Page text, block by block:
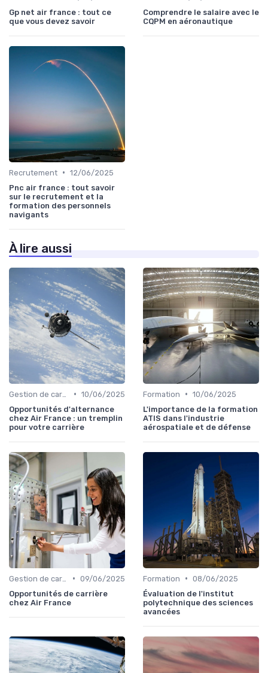
Gp net air france : tout ce
que vous devez savoir
Comprendre le salaire avec le
CQPM en aéronautique
Recrutement • 12/06/2025
Pnc air france : tout savoir
sur le recrutement et la
formation des personnels
navigants
À lire aussi
• 10/06/2025
Opportunités d'alternance
chez Air France : un tremplin
pour votre carrière
Formation • 10/06/2025
L'importance de la formation
ATIS dans l'industrie
aérospatiale et de défense
• 09/06/2025
Opportunités de carrière
chez Air France
Formation • 08/06/2025
Évaluation de l'institut
polytechnique des sciences
avancées